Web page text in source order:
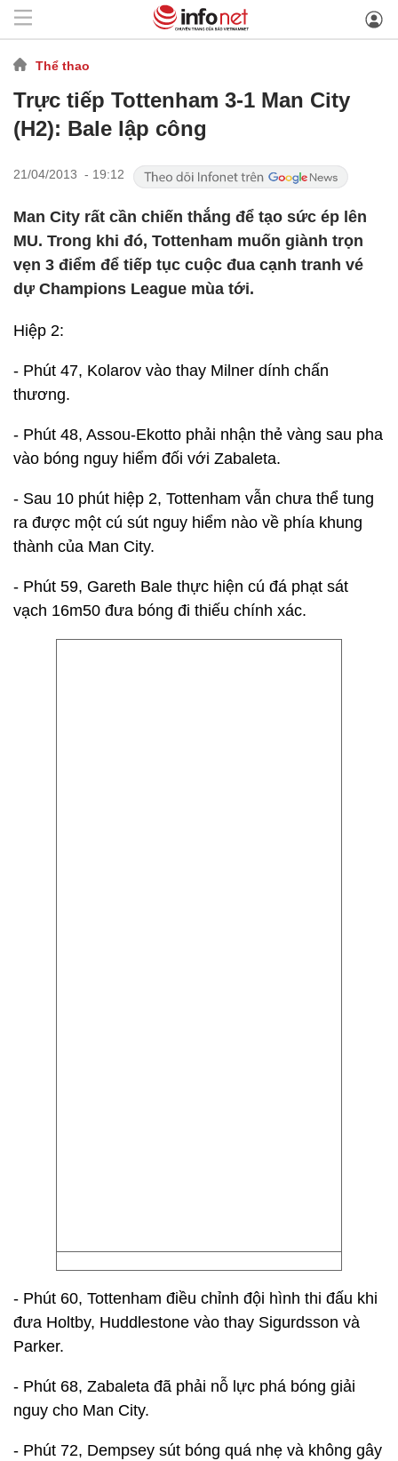
Thể thao
Trực tiếp Tottenham 3-1 Man City
(H2): Bale lập công
21/04/2013 - 19:12
Man City rất cần chiến thắng để tạo sức ép lên
MU. Trong khi đó, Tottenham muốn giành trọn
vẹn 3 điểm để tiếp tục cuộc đua cạnh tranh vé
dự Champions League mùa tới.
Hiệp 2:
- Phút 47, Kolarov vào thay Milner dính chấn
thương.
- Phút 48, Assou-Ekotto phải nhận thẻ vàng sau pha
vào bóng nguy hiểm đối với Zabaleta.
- Sau 10 phút hiệp 2, Tottenham vẫn chưa thể tung
ra được một cú sút nguy hiểm nào về phía khung
thành của Man City.
- Phút 59, Gareth Bale thực hiện cú đá phạt sát
vạch 16m50 đưa bóng đi thiếu chính xác.
- Phút 60, Tottenham điều chỉnh đội hình thi đấu khi
đưa Holtby, Huddlestone vào thay Sigurdsson và
Parker.
- Phút 68, Zabaleta đã phải nỗ lực phá bóng giải
nguy cho Man City.
- Phút 72, Dempsey sút bóng quá nhẹ và không gây